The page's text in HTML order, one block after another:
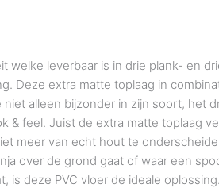
welke leverbaar is in drie plank- en
Deze extra matte toplaag in
niet alleen bijzonder in zijn soort, het
& feel. Juist de extra matte toplaag
meer van echt hout te
over de grond gaat of waar een
is deze PVC vloer de ideale oplossing.